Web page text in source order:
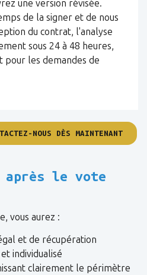
une version révisée.
de la signer et de nous
du contrat, l'analyse
sous 24 à 48 heures,
les demandes de
NOUS DÈS MAINTENANT
le vote
vous aurez :
et de récupération
individualisé
clairement le périmètre